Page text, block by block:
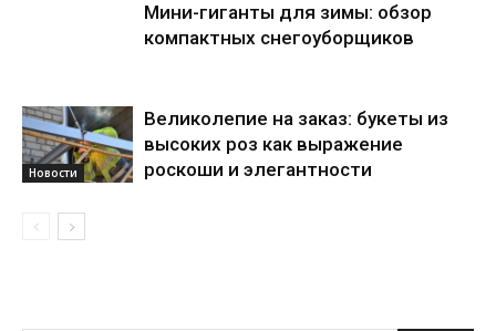
Мини-гиганты для зимы: обзор
компактных снегоуборщиков
Новости
Великолепие на заказ: букеты из
высоких роз как выражение
роскоши и элегантности